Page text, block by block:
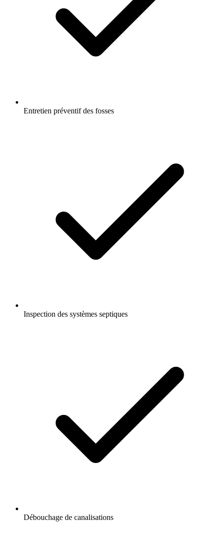
Entretien préventif des fosses
Inspection des systèmes septiques
Débouchage de canalisations